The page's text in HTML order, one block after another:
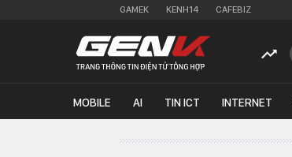
GAMEK KENH14 CAFEBIZ
MOBILE AI TIN ICT INTERNET